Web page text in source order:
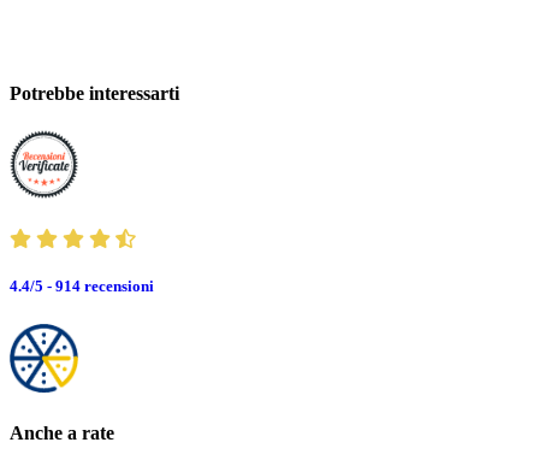
Potrebbe interessarti
4.4/5 - 914 recensioni
Anche a rate